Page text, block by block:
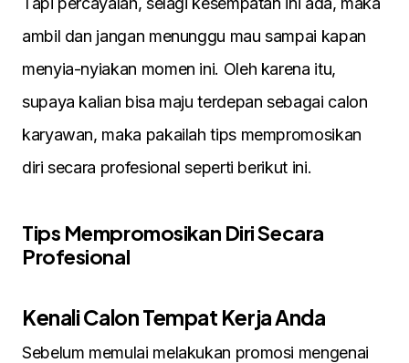
ambil dan jangan menunggu mau sampai kapan
menyia-nyiakan momen ini. Oleh karena itu,
supaya kalian bisa maju terdepan sebagai calon
karyawan, maka pakailah tips mempromosikan
diri secara profesional seperti berikut ini.
Tips Mempromosikan Diri Secara
Profesional
Kenali Calon Tempat Kerja Anda
Sebelum memulai melakukan promosi mengenai